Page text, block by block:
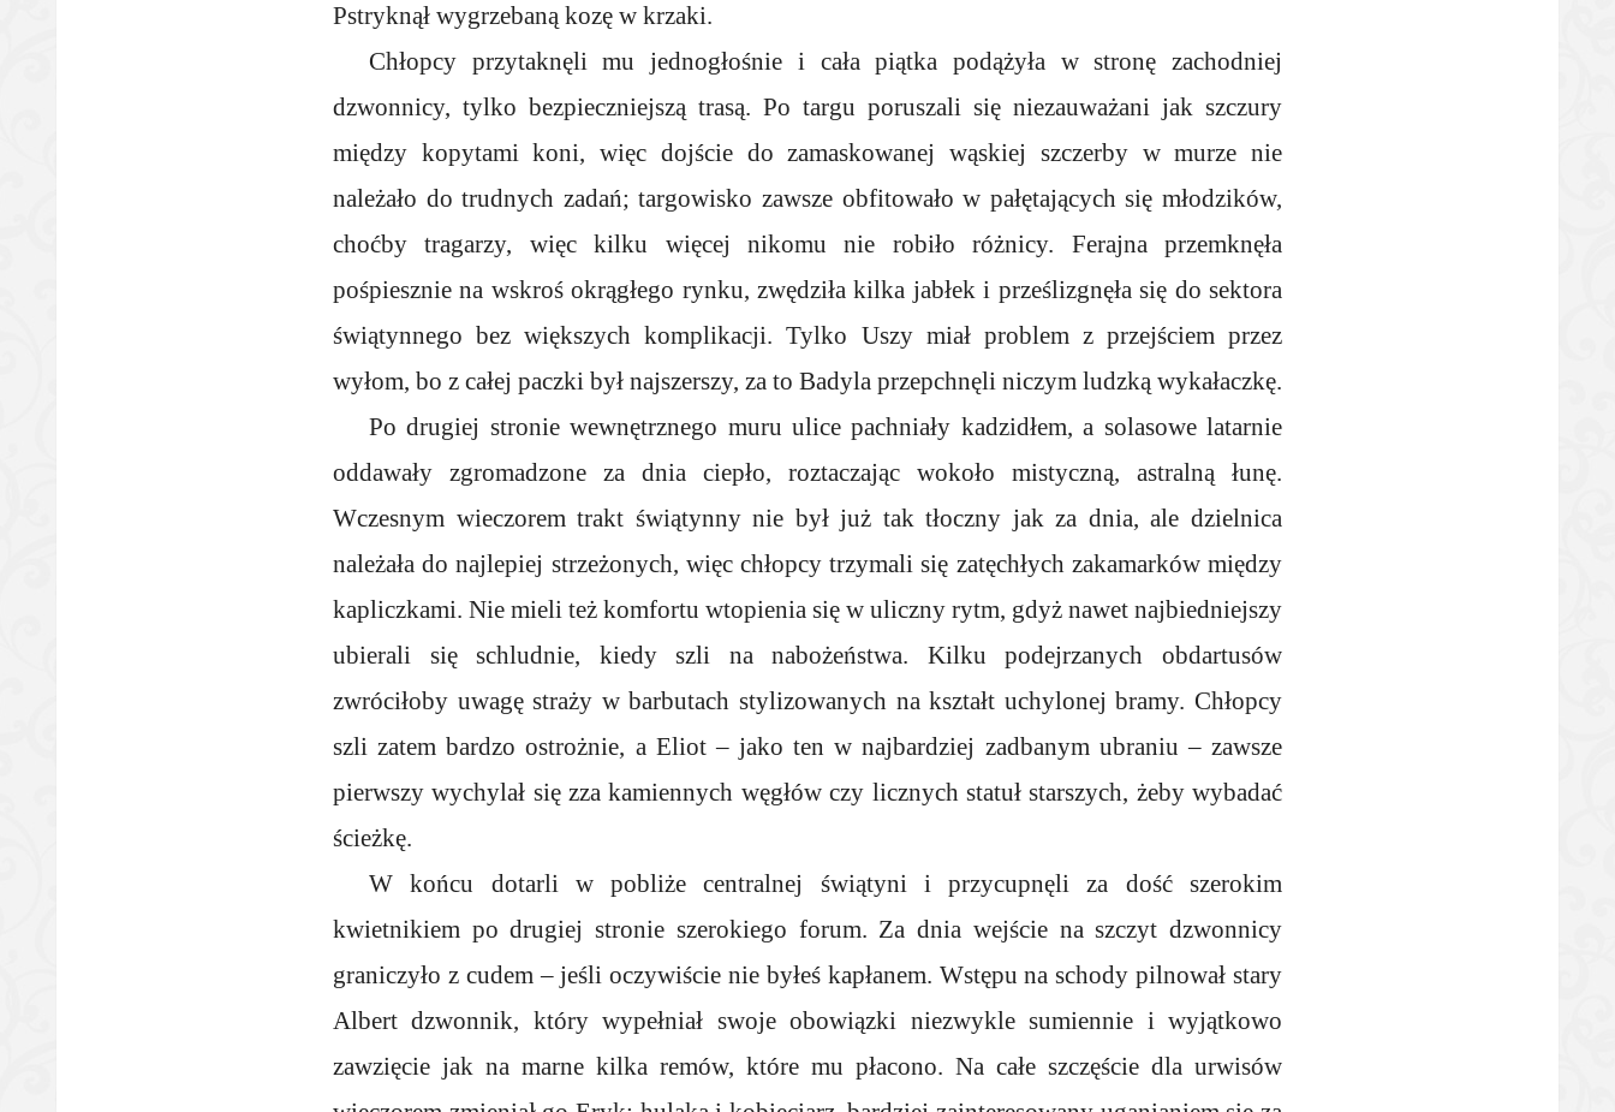
Pstryknął wygrzebaną kozę w krzaki.
Chłopcy przytaknęli mu jednogłośnie i cała piątka podążyła w stronę zachodniej
dzwonnicy, tylko bezpieczniejszą trasą. Po targu poruszali się niezauważani jak szczury
między kopytami koni, więc dojście do zamaskowanej wąskiej szczerby w murze nie
należało do trudnych zadań; targowisko zawsze obfitowało w pałętających się młodzików,
choćby tragarzy, więc kilku więcej nikomu nie robiło różnicy. Ferajna przemknęła
pośpiesznie na wskroś okrągłego rynku, zwędziła kilka jabłek i prześlizgnęła się do sektora
świątynnego bez większych komplikacji. Tylko Uszy miał problem z przejściem przez
wyłom, bo z całej paczki był najszerszy, za to Badyla przepchnęli niczym ludzką wykałaczkę.
Po drugiej stronie wewnętrznego muru ulice pachniały kadzidłem, a solasowe latarnie
oddawały zgromadzone za dnia ciepło, roztaczając wokoło mistyczną, astralną łunę.
Wczesnym wieczorem trakt świątynny nie był już tak tłoczny jak za dnia, ale dzielnica
należała do najlepiej strzeżonych, więc chłopcy trzymali się zatęchłych zakamarków między
kapliczkami. Nie mieli też komfortu wtopienia się w uliczny rytm, gdyż nawet najbiedniejszy
ubierali się schludnie, kiedy szli na nabożeństwa. Kilku podejrzanych obdartusów
zwróciłoby uwagę straży w barbutach stylizowanych na kształt uchylonej bramy. Chłopcy
szli zatem bardzo ostrożnie, a Eliot – jako ten w najbardziej zadbanym ubraniu – zawsze
pierwszy wychylał się zza kamiennych węgłów czy licznych statuł starszych, żeby wybadać
ścieżkę.
W końcu dotarli w pobliże centralnej świątyni i przycupnęli za dość szerokim
kwietnikiem po drugiej stronie szerokiego forum. Za dnia wejście na szczyt dzwonnicy
graniczyło z cudem – jeśli oczywiście nie byłeś kapłanem. Wstępu na schody pilnował stary
Albert dzwonnik, który wypełniał swoje obowiązki niezwykle sumiennie i wyjątkowo
zawzięcie jak na marne kilka remów, które mu płacono. Na całe szczęście dla urwisów